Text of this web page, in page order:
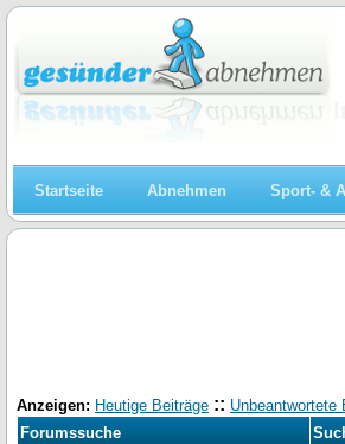
Startseite Abnehmen Sport- &
Anzeigen: Heutige Beiträge :: Unbeantwortete
Forumssuche